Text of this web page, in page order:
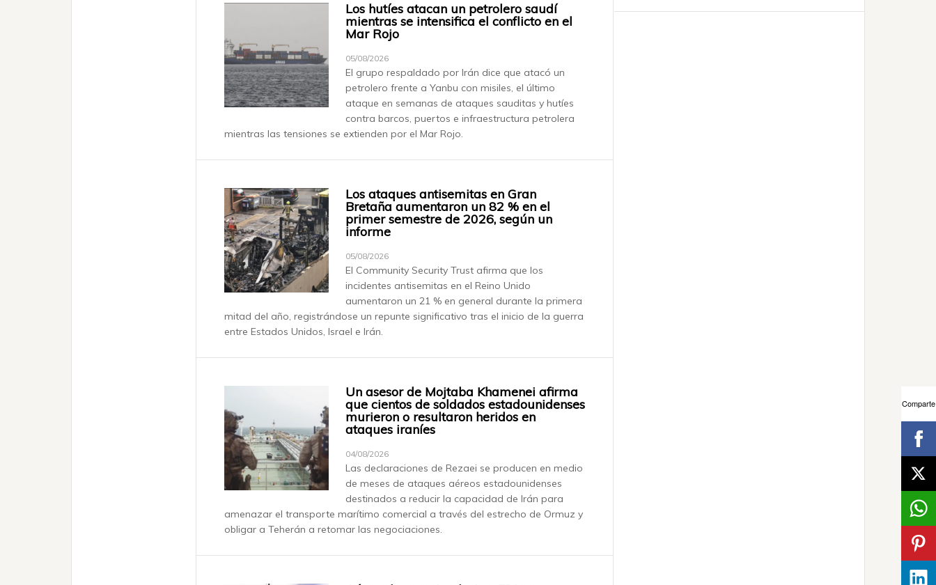
Los hutíes atacan un petrolero saudí
mientras se intensifica el conflicto en el
Mar Rojo
05/08/2026
El grupo respaldado por Irán dice que atacó un
petrolero frente a Yanbu con misiles, el último
ataque en semanas de ataques sauditas y hutíes
contra barcos, puertos e infraestructura petrolera
mientras las tensiones se extienden por el Mar Rojo.
Los ataques antisemitas en Gran
Bretaña aumentaron un 82 % en el
primer semestre de 2026, según un
informe
05/08/2026
El Community Security Trust afirma que los
incidentes antisemitas en el Reino Unido
aumentaron un 21 % en general durante la primera
mitad del año, registrándose un repunte significativo tras el inicio de la guerra
entre Estados Unidos, Israel e Irán.
Un asesor de Mojtaba Khamenei afirma
que cientos de soldados estadounidenses
murieron o resultaron heridos en
ataques iraníes
04/08/2026
Las declaraciones de Rezaei se producen en medio
de meses de ataques aéreos estadounidenses
destinados a reducir la capacidad de Irán para
amenazar el transporte marítimo comercial a través del estrecho de Ormuz y
obligar a Teherán a retomar las negociaciones.
Comparte